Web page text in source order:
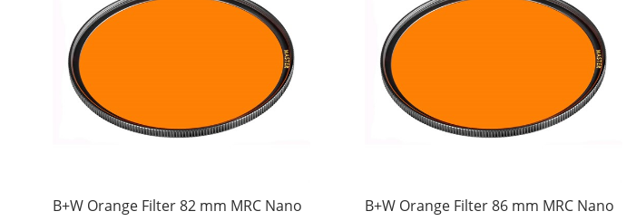
B+W Orange Filter 82 mm MRC Nano
B+W Orange Filter 86 mm MRC Nano